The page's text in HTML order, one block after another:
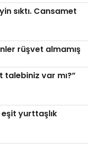
sıktı. Cansamet
rüşvet almamış
talebiniz var mı?”
yurttaşlık